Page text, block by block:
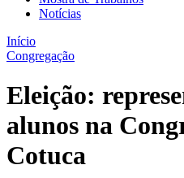
Notícias
Início
Congregação
Eleição:
alunos na
Cotuca